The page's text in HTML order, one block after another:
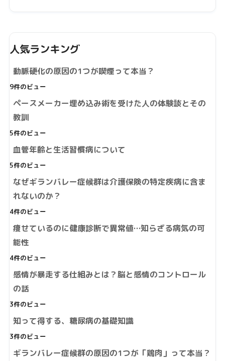
人気ランキング
動脈硬化の原因の1つが喫煙って本当？
9件のビュー
ペースメーカー埋め込み術を受けた人の体験談とその
教訓
5件のビュー
血管年齢と生活習慣病について
5件のビュー
なぜギランバレー症候群は介護保険の特定疾病に含ま
れないのか？
4件のビュー
痩せているのに健康診断で異常値…知らざる病気の可
能性
4件のビュー
感情が暴走する仕組みとは？脳と感情のコントロール
の話
3件のビュー
知って得する、糖尿病の基礎知識
3件のビュー
ギランバレー症候群の原因の1つが「鶏肉」って本当？